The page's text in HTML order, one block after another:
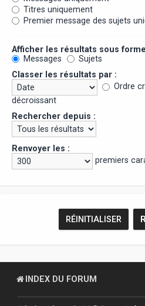
Titres uniquement
Premier message des sujets
Afficher les résultats sous
Messages
Sujets
Classer les résultats par :
Ordre
décroissant
Rechercher depuis :
Renvoyer les :
premiers
INDEX DU FORUM